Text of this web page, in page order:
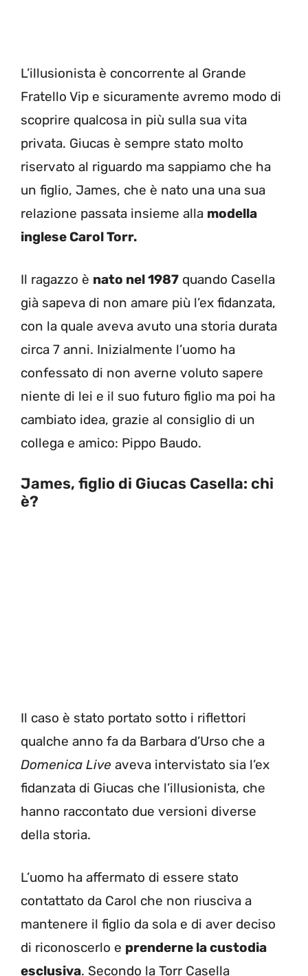
L’illusionista è concorrente al Grande
Fratello Vip e sicuramente avremo modo di
scoprire qualcosa in più sulla sua vita
privata. Giucas è sempre stato molto
riservato al riguardo ma sappiamo che ha
un figlio, James, che è nato una una sua
relazione passata insieme alla modella
inglese Carol Torr.
Il ragazzo è nato nel 1987 quando Casella
già sapeva di non amare più l’ex fidanzata,
con la quale aveva avuto una storia durata
circa 7 anni. Inizialmente l’uomo ha
confessato di non averne voluto sapere
niente di lei e il suo futuro figlio ma poi ha
cambiato idea, grazie al consiglio di un
collega e amico: Pippo Baudo.
James, figlio di Giucas Casella: chi
è?
Il caso è stato portato sotto i riflettori
qualche anno fa da Barbara d’Urso che a
Domenica Live aveva intervistato sia l’ex
fidanzata di Giucas che l’illusionista, che
hanno raccontato due versioni diverse
della storia.
L’uomo ha affermato di essere stato
contattato da Carol che non riusciva a
mantenere il figlio da sola e di aver deciso
di riconoscerlo e prenderne la custodia
esclusiva. Secondo la Torr Casella